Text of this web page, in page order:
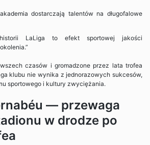
dostarczają talentów na długofalowe
LaLiga to efekt sportowej jakości
czasów i gromadzone przez lata trofea
klubu nie wynika z jednorazowych sukcesów,
sportowego i kultury zwyciężania.
— przewaga
w drodze po